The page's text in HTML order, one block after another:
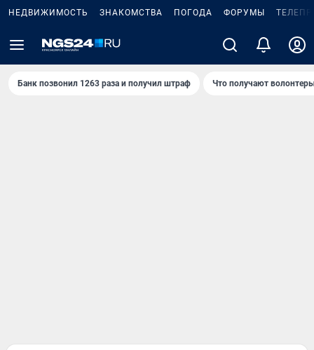
НЕДВИЖИМОСТЬ ЗНАКОМСТВА ПОГОДА ФОРУМЫ
Банк позвонил 1263 раза и получил штраф Что получают